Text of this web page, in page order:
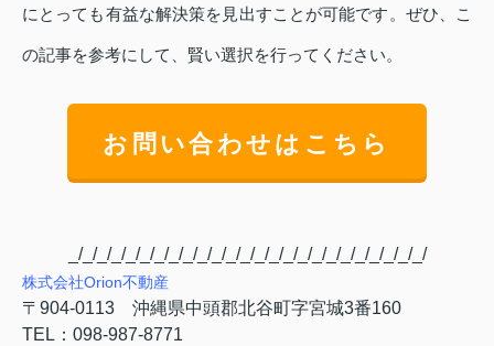
にとっても有益な解決策を見出すことが可能です。ぜひ、こ
の記事を参考にして、賢い選択を行ってください。
お問い合わせはこちら
_/_/_/_/_/_/_/_/_/_/_/_/_/_/_/_/_/_/_/_/_/_/_/_/_/
株式会社Orion不動産
〒 904-0113 沖縄県中頭郡北谷町字宮城3番160
TEL ： 098-987-8771